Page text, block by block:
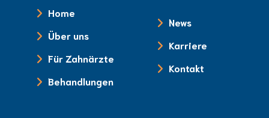
Home
Über uns
Für Zahnärzte
Behandlungen
News
Karriere
Kontakt